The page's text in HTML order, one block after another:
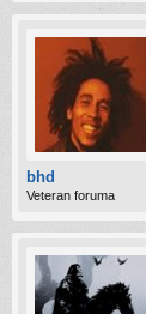
bhd
Veteran foruma